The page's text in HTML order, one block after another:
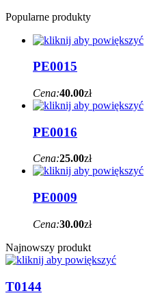
Popularne produkty
PE0015
Cena:40.00zł
PE0016
Cena:25.00zł
PE0009
Cena:30.00zł
Najnowszy produkt
T0144